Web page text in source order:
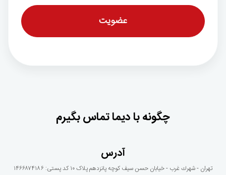
چگونه با دیما تماس بگیرم
آدرس
تهران - شهرك غرب - خيابان حسن سيف كوچه پانزدهم پلاک ١٠ کد پستی: ۱۴۶۶۸۷۴۱۸۶